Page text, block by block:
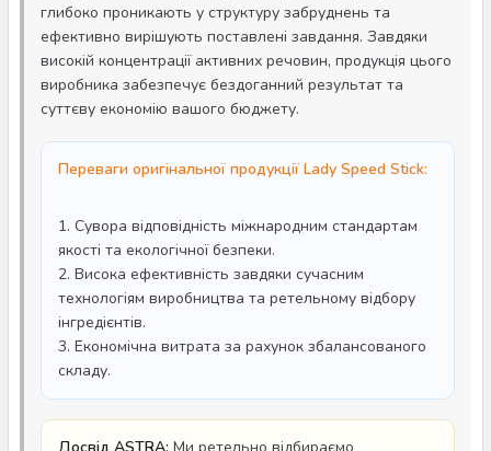
глибоко проникають у структуру забруднень та
ефективно вирішують поставлені завдання. Завдяки
високій концентрації активних речовин, продукція цього
виробника забезпечує бездоганний результат та
суттєву економію вашого бюджету.
Переваги оригінальної продукції Lady Speed Stick:
1. Сувора відповідність міжнародним стандартам
якості та екологічної безпеки.
2. Висока ефективність завдяки сучасним
технологіям виробництва та ретельному відбору
інгредієнтів.
3. Економічна витрата за рахунок збалансованого
складу.